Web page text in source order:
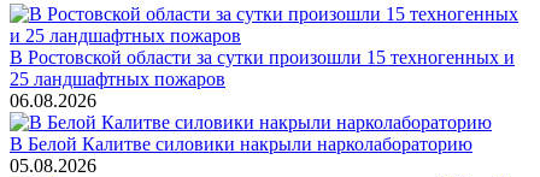
В Ростовской области за сутки произошли 15 техногенных и
25 ландшафтных пожаров
06.08.2026
В Белой Калитве силовики накрыли нарколабораторию
05.08.2026